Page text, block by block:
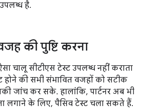
उपलब्ध है.
की पुष्टि करना
चालू सीटीएस टेस्ट उपलब्ध नहीं कराता
की सभी संभावित वजहों को सटीक
जांच कर सके. हालांकि, पार्टनर अब भी
लगाने के लिए, पैसिव टेस्ट चला सकते हैं.